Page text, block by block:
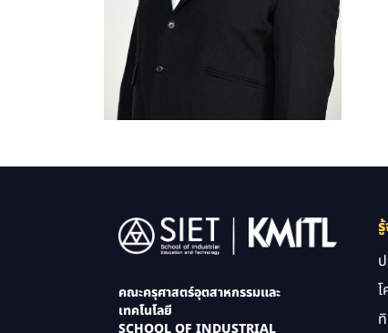
Image
คณะครุศาสตร์อุตสาหกรรมและ
เทคโนโลยี
SCHOOL OF INDUSTRIAL